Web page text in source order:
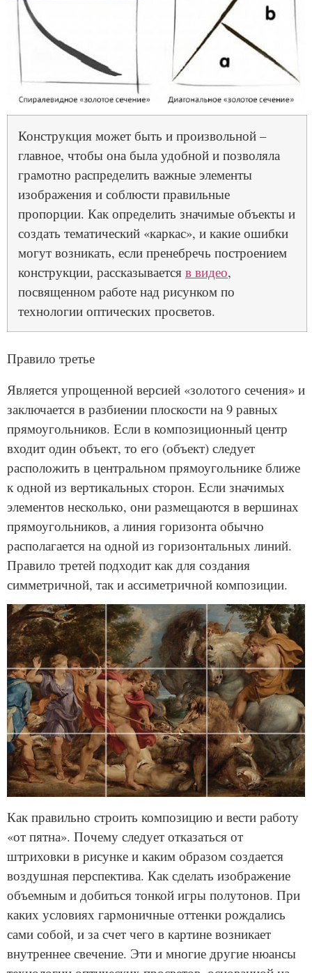
Конструкция может быть и произвольной –
главное, чтобы она была удобной и позволяла
грамотно распределить важные элементы
изображения и соблюсти правильные
пропорции. Как определить значимые объекты и
создать тематический «каркас», и какие ошибки
могут возникать, если пренебречь построением
конструкции, рассказывается в видео,
посвященном работе над рисунком по
технологии оптических просветов.
Правило третье
Является упрощенной версией «золотого сечения» и
заключается в разбиении плоскости на 9 равных
прямоугольников. Если в композиционный центр
входит один объект, то его (объект) следует
расположить в центральном прямоугольнике ближе
к одной из вертикальных сторон. Если значимых
элементов несколько, они размещаются в вершинах
прямоугольников, а линия горизонта обычно
располагается на одной из горизонтальных линий.
Правило третей подходит как для создания
симметричной, так и ассиметричной композиции.
Как правильно строить композицию и вести работу
«от пятна». Почему следует отказаться от
штриховки в рисунке и каким образом создается
воздушная перспектива. Как сделать изображение
объемным и добиться тонкой игры полутонов. При
каких условиях гармоничные оттенки рождались
сами собой, и за счет чего в картине возникает
внутреннее свечение. Эти и многие другие нюансы